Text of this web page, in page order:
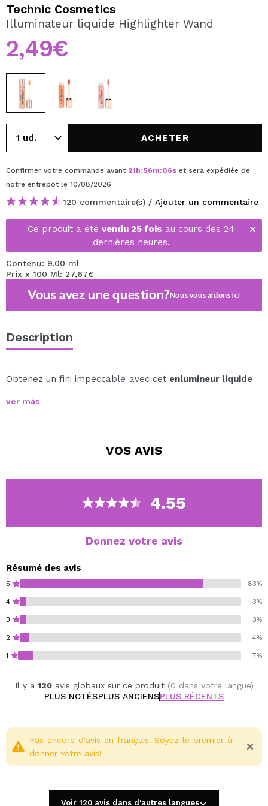
En créant un compte sur Maquibeauty.fr vous pourrez
effectuer vos achats rapidement, vérifier l'état de vos
commandes et consulter vos opérations précédentes.
CRÉER UN COMPTE
Technic Cosmetics
Illuminateur liquide Highlighter Wand
2,49€
ACHETER
Confirmer votre commande avant 21h:56m:05s et sera expédiée de
notre entrepôt le 10/08/2026
120 commentaire(s) / Ajouter un commentaire
Ce produit a été vendu 25 fois au cours des 24
dernières heures.
Contenu: 9.00 ml
Prix x 100 Ml: 27,67€
Vous avez une question?Nous vous aidonsici
Description
Obtenez un fini impeccable avec cet enlumineur liquide
Un illuminateur à la texture fluide dans un ton
Illuminez le visage et mettez en valeur les zones que
et l'arc de Cupidon.
Ajoutez l'éclat dont vous avez besoin à votre makeup !
ver más
VOS AVIS
4.55
Donnez votre avis
Résumé des avis
5 83%
4 3%
3 3%
2 4%
1 7%
Il y a 120avis globaux sur ce produit (0 dans votre langue)
PLUS NOTÉSPLUS ANCIENSPLUS RÉCENTS
Pas encore d'avis en français. Soyez le premier à
donner votre avis!
Voir 120 avis dans d'autres langues